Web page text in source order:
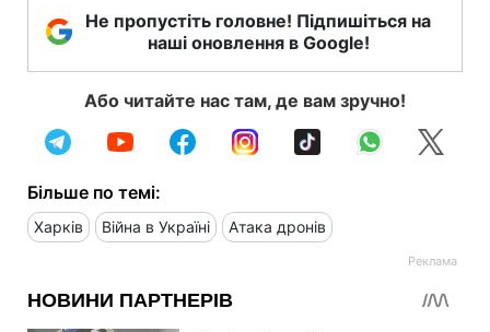
Не пропустіть головне! Підпишіться на
наші оновлення в Google!
Або читайте нас там, де вам зручно!
Більше по темі:
Харків Війна в Україні Атака дронів